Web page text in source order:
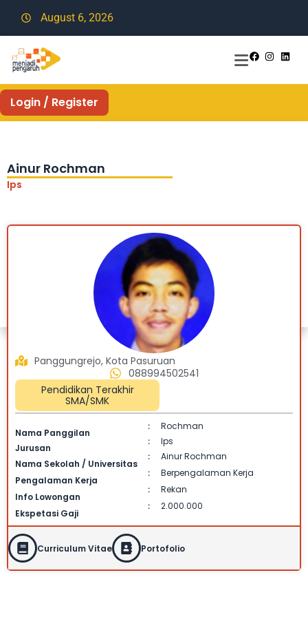
August 6, 2026
Login / Register
Ainur Rochman
Ips
Pendidikan Terakhir
SMA/SMK
088994502541
Panggungrejo, Kota Pasuruan
Nama Panggilan
:
Rochman
Jurusan
:
Ips
Nama Sekolah / Universitas
: Ainur Rochman
Pengalaman Kerja
: Berpengalaman Kerja
Info Lowongan
: Rekan
Ekspetasi Gaji
: 2.000.000
Curriculum Vitae Portofolio